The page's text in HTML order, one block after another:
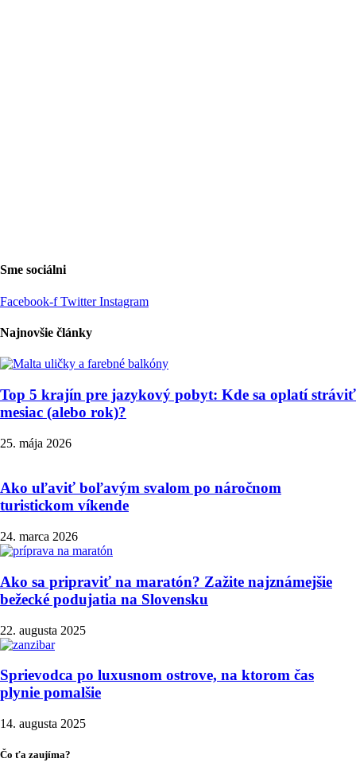
Sme sociálni
Facebook-f Twitter Instagram
Najnovšie články
Top 5 krajín pre jazykový pobyt: Kde sa oplatí stráviť
mesiac (alebo rok)?
25. mája 2026
Ako uľaviť boľavým svalom po náročnom
turistickom víkende
24. marca 2026
Ako sa pripraviť na maratón? Zažite najznámejšie
bežecké podujatia na Slovensku
22. augusta 2025
Sprievodca po luxusnom ostrove, na ktorom čas
plynie pomalšie
14. augusta 2025
Čo ťa zaujíma?